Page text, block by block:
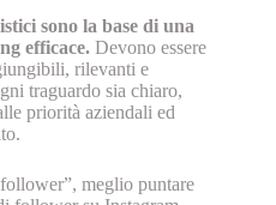
sono la base di una
efficace. Devono essere
rilevanti e
traguardo sia chiaro,
priorità aziendali ed
meglio puntare